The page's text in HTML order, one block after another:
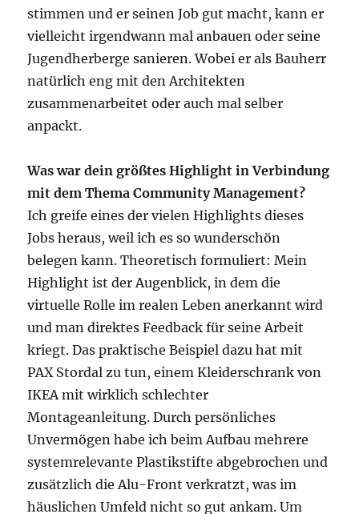
stimmen und er seinen Job gut macht, kann er
vielleicht irgendwann mal anbauen oder seine
Jugendherberge sanieren. Wobei er als Bauherr
natürlich eng mit den Architekten
zusammenarbeitet oder auch mal selber
anpackt.
Was war dein größtes Highlight in Verbindung
mit dem Thema Community Management?
Ich greife eines der vielen Highlights dieses
Jobs heraus, weil ich es so wunderschön
belegen kann. Theoretisch formuliert: Mein
Highlight ist der Augenblick, in dem die
virtuelle Rolle im realen Leben anerkannt wird
und man direktes Feedback für seine Arbeit
kriegt. Das praktische Beispiel dazu hat mit
PAX Stordal zu tun, einem Kleiderschrank von
IKEA mit wirklich schlechter
Montageanleitung. Durch persönliches
Unvermögen habe ich beim Aufbau mehrere
systemrelevante Plastikstifte abgebrochen und
zusätzlich die Alu-Front verkratzt, was im
häuslichen Umfeld nicht so gut ankam. Um